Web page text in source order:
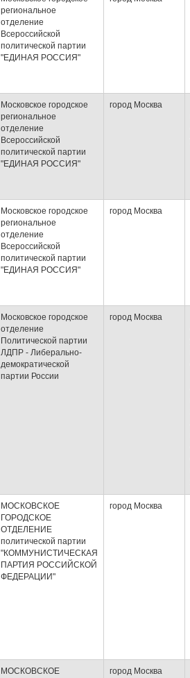
региональное
отделение
Всероссийской
политической партии
"ЕДИНАЯ РОССИЯ"
Московское городское
региональное
отделение
Всероссийской
политической партии
"ЕДИНАЯ РОССИЯ"
город Москва
Московское городское
региональное
отделение
Всероссийской
политической партии
"ЕДИНАЯ РОССИЯ"
город Москва
Московское городское
отделение
Политической партии
ЛДПР - Либерально-
демократической
партии России
город Москва
МОСКОВСКОЕ
ГОРОДСКОЕ
ОТДЕЛЕНИЕ
политической партии
"КОММУНИСТИЧЕСКАЯ
ПАРТИЯ РОССИЙСКОЙ
ФЕДЕРАЦИИ"
город Москва
МОСКОВСКОЕ
город Москва